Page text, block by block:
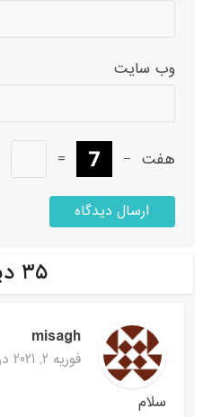
وب‌ سایت
هفت −
=
۳۵ دیدگاه
misagh
فوریه 2, 2021 در 3:59 ب.ظ
سلام